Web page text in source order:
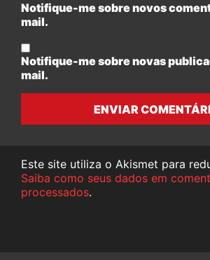
Notifique-me sobre novos
mail.
Notifique-me sobre novas
mail.
ENVIAR
Este site utiliza o Akismet para
Saiba como seus dados em
processados.